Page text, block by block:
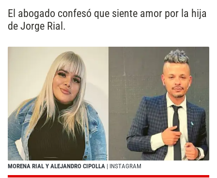
El abogado confesó que siente amor por la hija
de Jorge Rial.
MORENA RIAL Y ALEJANDRO CIPOLLA | INSTAGRAM